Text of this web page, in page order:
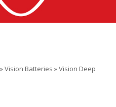
»Vision Batteries »Vision Deep